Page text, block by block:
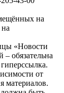
на
«Новости
обязательна
от
материалов.